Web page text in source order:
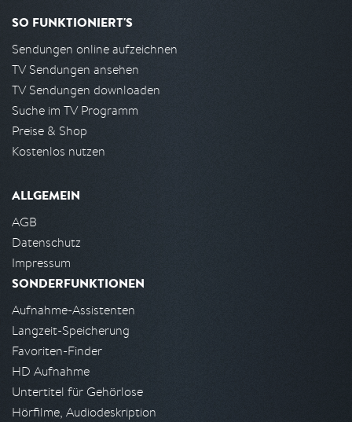
SO FUNKTIONIERT'S
Sendungen online aufzeichnen
TV Sendungen ansehen
TV Sendungen downloaden
Suche im TV Programm
Preise & Shop
Kostenlos nutzen
ALLGEMEIN
AGB
Datenschutz
Impressum
SONDERFUNKTIONEN
Aufnahme-Assistenten
Langzeit-Speicherung
Favoriten-Finder
HD Aufnahme
Untertitel für Gehörlose
Hörfilme, Audiodeskription